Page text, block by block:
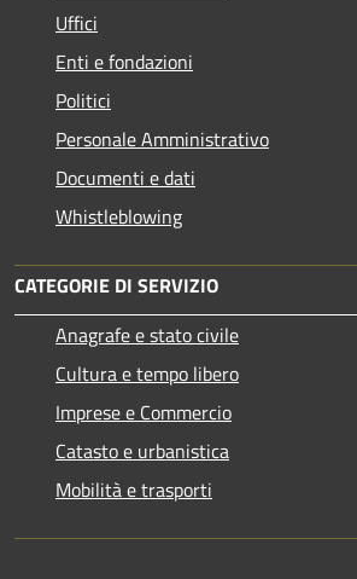
Uffici
Enti e fondazioni
Politici
Personale Amministrativo
Documenti e dati
Whistleblowing
CATEGORIE DI SERVIZIO
Anagrafe e stato civile
Cultura e tempo libero
Imprese e Commercio
Catasto e urbanistica
Mobilità e trasporti